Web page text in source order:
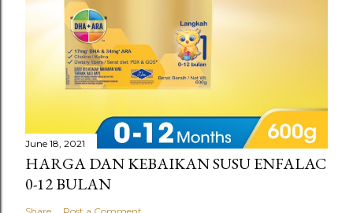
June 18, 2021
HARGA DAN KEBAIKAN SUSU ENFALAC
0-12 BULAN